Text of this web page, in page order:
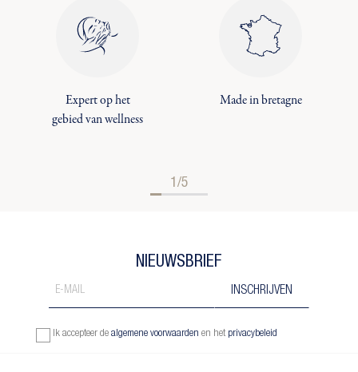
Expert op het
gebied van wellness
Made in bretagne
1/5
NIEUWSBRIEF
Ik accepteer de algemene voorwaarden en het privacybeleid